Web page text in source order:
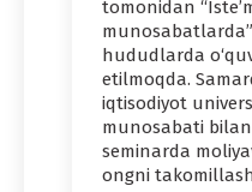
tomonidan
hududlarda
etilmoqda.
iqtisodiyot
munosabati
seminarda
ongni